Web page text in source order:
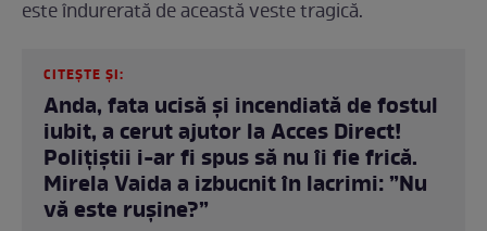
este îndurerată de această veste tragică.
CITEȘTE ȘI:
Anda, fata ucisă și incendiată de fostul
iubit, a cerut ajutor la Acces Direct!
Polițiștii i-ar fi spus să nu îi fie frică.
Mirela Vaida a izbucnit în lacrimi: ”Nu
vă este rușine?”